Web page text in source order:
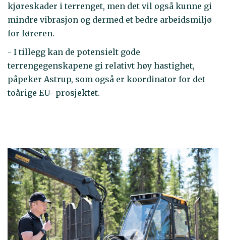
kjøreskader i terrenget, men det vil også kunne gi
mindre vibrasjon og dermed et bedre arbeidsmiljø
for føreren.
- I tillegg kan de potensielt gode
terrengegenskapene gi relativt høy hastighet,
påpeker Astrup, som også er koordinator for det
toårige EU- prosjektet.